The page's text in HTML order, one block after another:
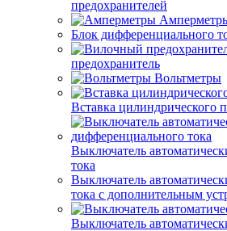
предохранителей
Блок дифференциального
предохранитель
Вольтметры
Вставка цилиндрического
Выключатель
тока
Выключатель
тока с дополнительным
Выключатель